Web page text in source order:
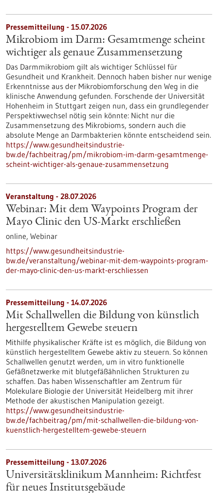
Pressemitteilung - 15.07.2026
Mikrobiom im Darm: Gesamtmenge scheint
wichtiger als genaue Zusammensetzung
Das Darmmikrobiom gilt als wichtiger Schlüssel für
Gesundheit und Krankheit. Dennoch haben bisher nur wenige
Erkenntnisse aus der Mikrobiomforschung den Weg in die
klinische Anwendung gefunden. Forschende der Universität
Hohenheim in Stuttgart zeigen nun, dass ein grundlegender
Perspektivwechsel nötig sein könnte: Nicht nur die
Zusammensetzung des Mikrobioms, sondern auch die
absolute Menge an Darmbakterien könnte entscheidend sein.
https://www.gesundheitsindustrie-
bw.de/fachbeitrag/pm/mikrobiom-im-darm-gesamtmenge-
scheint-wichtiger-als-genaue-zusammensetzung
Veranstaltung - 28.07.2026
Webinar: Mit dem Waypoints Program der
Mayo Clinic den US-Markt erschließen
online, Webinar
https://www.gesundheitsindustrie-
bw.de/veranstaltung/webinar-mit-dem-waypoints-program-
der-mayo-clinic-den-us-markt-erschliessen
Pressemitteilung - 14.07.2026
Mit Schallwellen die Bildung von künstlich
hergestelltem Gewebe steuern
Mithilfe physikalischer Kräfte ist es möglich, die Bildung von
künstlich hergestelltem Gewebe aktiv zu steuern. So können
Schallwellen genutzt werden, um in vitro funktionelle
Gefäßnetzwerke mit blutgefäßähnlichen Strukturen zu
schaffen. Das haben Wissenschaftler am Zentrum für
Molekulare Biologie der Universität Heidelberg mit ihrer
Methode der akustischen Manipulation gezeigt.
https://www.gesundheitsindustrie-
bw.de/fachbeitrag/pm/mit-schallwellen-die-bildung-von-
kuenstlich-hergestelltem-gewebe-steuern
Pressemitteilung - 13.07.2026
Universitätsklinikum Mannheim: Richtfest
für neues Institutsgebäude